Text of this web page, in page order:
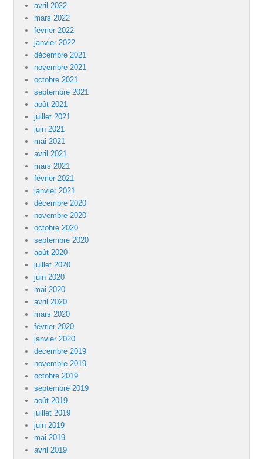
avril 2022
mars 2022
février 2022
janvier 2022
décembre 2021
novembre 2021
octobre 2021
septembre 2021
août 2021
juillet 2021
juin 2021
mai 2021
avril 2021
mars 2021
février 2021
janvier 2021
décembre 2020
novembre 2020
octobre 2020
septembre 2020
août 2020
juillet 2020
juin 2020
mai 2020
avril 2020
mars 2020
février 2020
janvier 2020
décembre 2019
novembre 2019
octobre 2019
septembre 2019
août 2019
juillet 2019
juin 2019
mai 2019
avril 2019